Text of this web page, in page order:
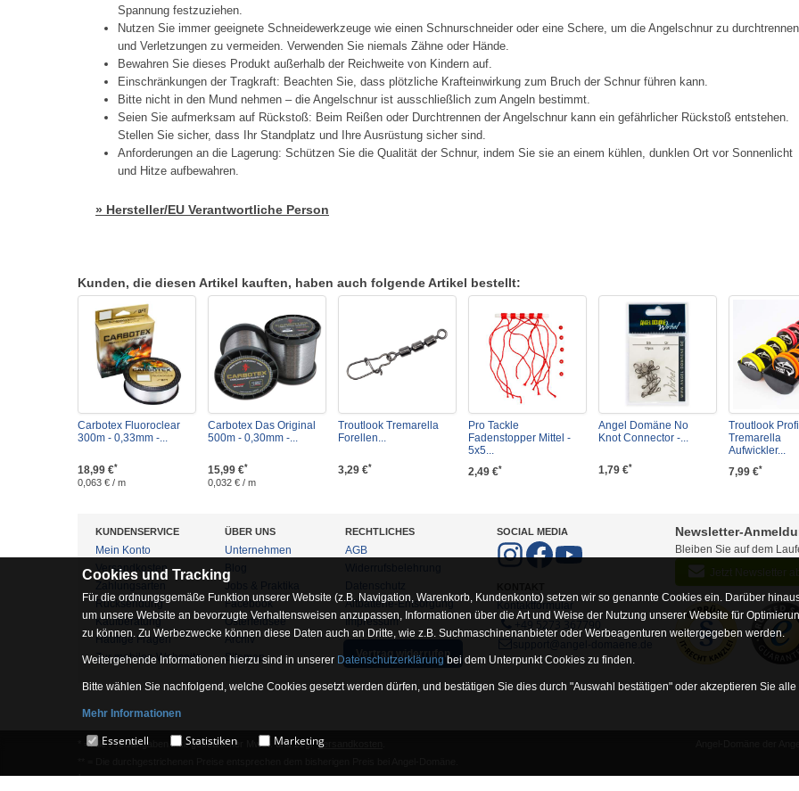
Spannung festzuziehen.
Nutzen Sie immer geeignete Schneidewerkzeuge wie einen Schnurschneider oder eine Schere, um die Angelschnur zu durchtrennen
und Verletzungen zu vermeiden. Verwenden Sie niemals Zähne oder Hände.
Bewahren Sie dieses Produkt außerhalb der Reichweite von Kindern auf.
Einschränkungen der Tragkraft: Beachten Sie, dass plötzliche Krafteinwirkung zum Bruch der Schnur führen kann.
Bitte nicht in den Mund nehmen – die Angelschnur ist ausschließlich zum Angeln bestimmt.
Seien Sie aufmerksam auf Rückstoß: Beim Reißen oder Durchtrennen der Angelschnur kann ein gefährlicher Rückstoß entstehen.
Stellen Sie sicher, dass Ihr Standplatz und Ihre Ausrüstung sicher sind.
Anforderungen an die Lagerung: Schützen Sie die Qualität der Schnur, indem Sie sie an einem kühlen, dunklen Ort vor Sonnenlicht
und Hitze aufbewahren.
» Hersteller/EU Verantwortliche Person
Kunden, die diesen Artikel kauften, haben auch folgende Artikel bestellt:
Carbotex Fluoroclear
300m - 0,33mm -...
18,99 €*
0,063 € / m
Carbotex Das Original
500m - 0,30mm -...
15,99 €*
0,032 € / m
Troutlook Tremarella
Forellen...
3,29 €*
Pro Tackle
Fadenstopper Mittel -
5x5...
2,49 €*
Angel Domäne No
Knot Connector -...
1,79 €*
Troutlook Profi
Tremarella
Aufwickler...
7,99 €*
KUNDENSERVICE
Mein Konto
Versandkosten
Rücksendung
Kaufberatung
Häufige Fragen
Zur mobilen Webseite
ÜBER UNS
Unternehmen
Jobs & Praktika
Facebook
Osterfeldsee
Archiv
Sitemap
RECHTLICHES
AGB
Altbatterie-Entsorgung
Impressum
Vertrag widerrufen
SOCIAL MEDIA
Kontaktformular
Newsletter-
Bleiben Sie auf dem
Jetzt Newsletter
* = Alle Preisangaben inkl. gesetzlicher MwSt. und zzgl.Versandkosten
1= Gilt für angegebenes Lieferland. Lieferzeiten für andere Länder sieheVersandinfoseite.
Angel-Domäne der
Cookies und Tracking
Für die ordnungsgemäße Funktion unserer Website (z.B. Navigation, Warenkorb, Kundenkonto) setzen wir so genannte Cookies ein. Darüber
um unsere Website an bevorzugte Verhaltensweisen anzupassen, Informationen über die Art und Weise der Nutzung unserer Website für
zu können. Zu Werbezwecke können diese Daten auch an Dritte, wie z.B. Suchmaschinenanbieter oder Werbeagenturen weitergegeben werden.
Weitergehende Informationen hierzu sind in unserer Datenschutzerklärung bei dem Unterpunkt Cookies zu finden.
Bitte wählen Sie nachfolgend, welche Cookies gesetzt werden dürfen, und bestätigen Sie dies durch "Auswahl bestätigen" oder akzeptieren Sie
Mehr Informationen
Essentiell
Hierbei handelt es sich um Cookies, die für die Grundfunktionen unserer Website erforderlich sind (z.B. Navigation, Warenkorb, Kundenkonto),
Essentiell Statistiken Marketing